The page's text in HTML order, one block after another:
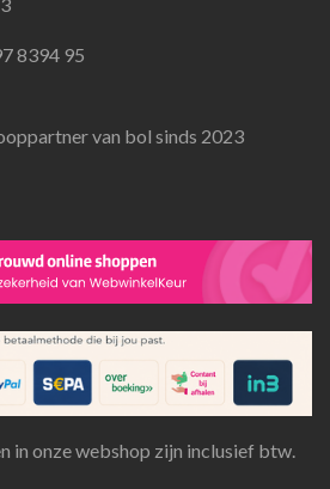
8394 95
van bol sinds 2023
in onze webshop zijn inclusief btw.